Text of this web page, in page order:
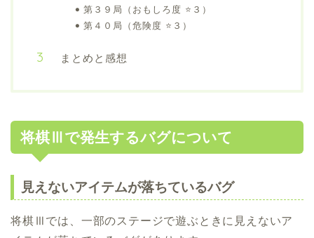
第３９局（おもしろ度 ⭐️３）
第４０局（危険度 ⭐️３）
まとめと感想
将棋Ⅲで発生するバグについて
見えないアイテムが落ちているバグ
将棋Ⅲでは、一部のステージで遊ぶときに見えないア